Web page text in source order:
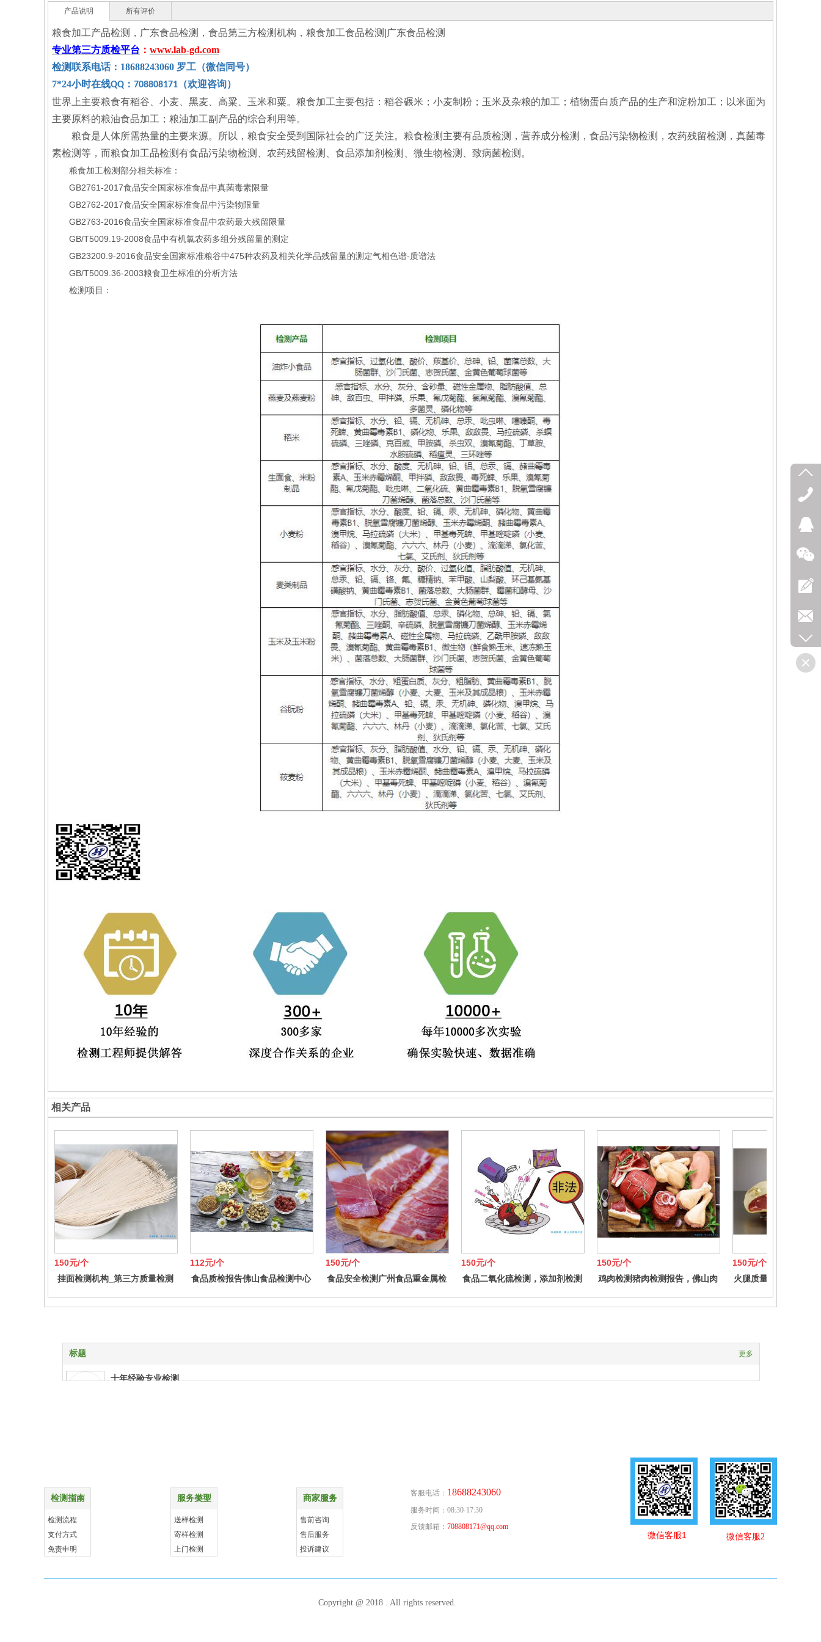
产品说明 所有评价
粮食加工产品检测，广东食品检测，食品第三方检测机构，粮食加工食品检测|广东食品检测
专业第三方质检平台 ： www.lab-gd.com
检测联系电话：18688243060 罗工（微信同号）
7*24小时在线QQ ： 708808171 （欢迎咨询）
世界上主要粮食有稻谷、小麦、黑麦、高粱、玉米和粟。粮食加工主要包括：稻谷碾米；小麦制粉；玉米及杂粮的加工；植物蛋白质产品的生产和淀粉加工；以米面为
主要原料的粮油食品加工；粮油加工副产品的综合利用等。
粮食是人体所需热量的主要来源。所以，粮食安全受到国际社会的广泛关注。粮食检测主要有品质检测，营养成分检测，食品污染物检测，农药残留检测，真菌毒
素检测等，而粮食加工品检测有食品污染物检测、农药残留检测、食品添加剂检测、微生物检测、致病菌检测。
粮食加工检测部分相关标准：
GB2761-2017食品安全国家标准食品中真菌毒素限量
GB2762-2017食品安全国家标准食品中污染物限量
GB2763-2016食品安全国家标准食品中农药最大残留限量
GB/T5009.19-2008食品中有机氯农药多组分残留量的测定
GB23200.9-2016食品安全国家标准粮谷中475种农药及相关化学品残留量的测定气相色谱-质谱法
GB/T5009.36-2003粮食卫生标准的分析方法
检测项目：
相关产品
150元/个
挂面检测机构_第三方质量检测
112元/个
食品质检报告佛山食品检测中心
150元/个
食品安全检测广州食品重金属检
150元/个
食品二氧化硫检测，添加剂检测
150元/个
鸡肉检测猪肉检测报告，佛山肉
150元/个
火腿质量检测火腿质
标题 更多
十年经验专业检测
贴心客服 售后无忧
检测指南
更多
检测流程
支付方式
免责申明
服务类型
更多
送样检测
寄样检测
上门检测
商家服务
更多
售前咨询
售后服务
投诉建议
客服电话： 18688243060
反馈邮箱： 708808171@qq.com
服务时间：08:30-17:30
微信客服1 微信客服2
Copyright @ 2018 . All rights reserved.